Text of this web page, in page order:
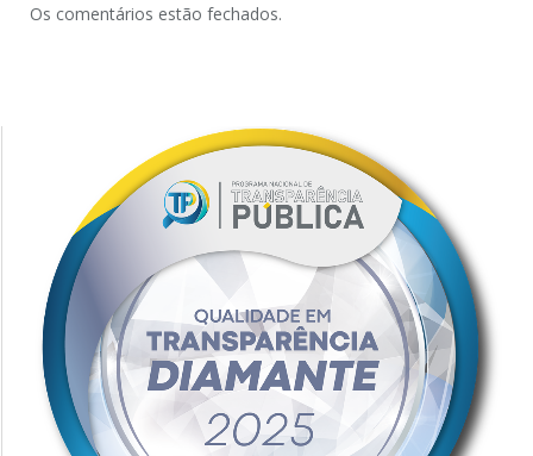
Os comentários estão fechados.